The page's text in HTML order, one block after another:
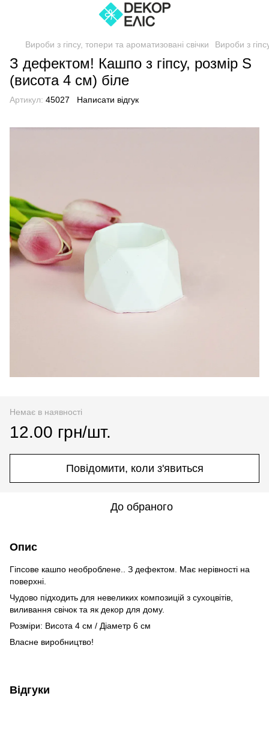
Вироби з гіпсу, топери та ароматизовані свічки Вироби з
З дефектом! Кашпо з гіпсу, розмір S
(висота 4 см) біле
Артикул: 45027 Написати відгук
Немає в наявності
12.00 грн/шт.
Повідомити, коли з'явиться
До обраного
Опис
Гіпсове кашпо необроблене.. З дефектом. Має нерівності на
поверхні.
Чудово підходить для невеликих композицій з сухоцвітів,
виливання свічок та як декор для дому.
Розміри: Висота 4 см / Діаметр 6 см
Власне виробництво!
Відгуки